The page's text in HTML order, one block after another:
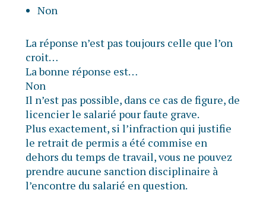
Non
La réponse n’est pas toujours celle que l’on
croit…
La bonne réponse est…
Non
Il n’est pas possible, dans ce cas de figure, de
licencier le salarié pour faute grave.
Plus exactement, si l’infraction qui justifie
le retrait de permis a été commise en
dehors du temps de travail, vous ne pouvez
prendre aucune sanction disciplinaire à
l’encontre du salarié en question.